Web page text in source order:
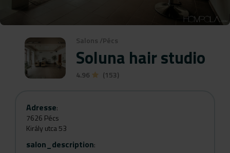
Salons /Pécs
Soluna hair studio
4.96 (153)
Adresse:
7626 Pécs
Király utca 53
salon_description: